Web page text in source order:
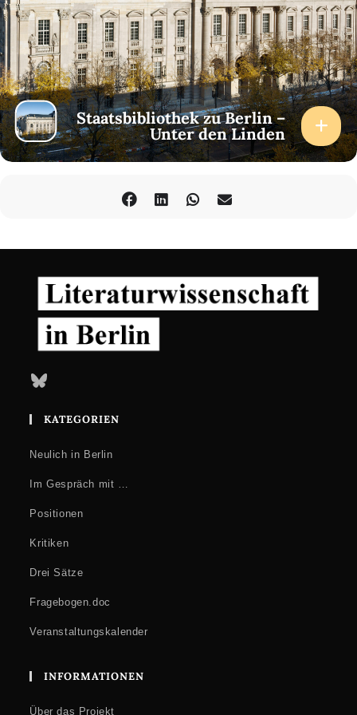
Staatsbibliothek zu Berlin –
Unter den Linden
Bluesky
KATEGORIEN
Neulich in Berlin
Im Gespräch mit …
Positionen
Kritiken
Drei Sätze
Fragebogen.doc
Veranstaltungskalender
INFORMATIONEN
Über das Projekt